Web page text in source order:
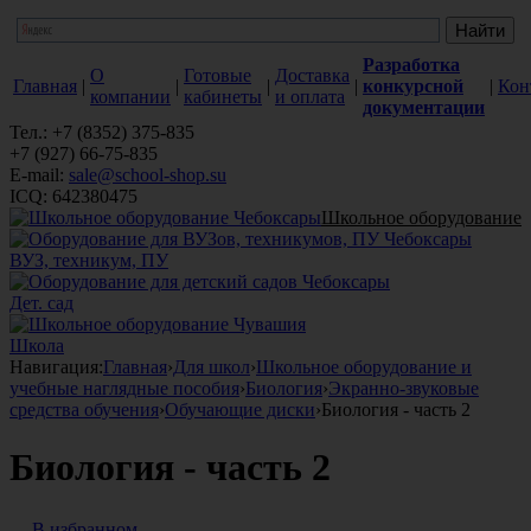
Главная |
О
компании
|
Готовые
кабинеты
|
Доставка
и оплата
|
Разработка
конкурсной
документации
|
Тел.: +7 (8352) 375-835
+7 (927) 66-75-835
E-mail: sale@school-shop.su
ICQ: 642380475
Школьное оборудование
ВУЗ, техникум, ПУ
Дет. сад
Школа
Навигация:Главная›Для школ›Школьное оборудование и
учебные наглядные пособия›Биология›Экранно-звуковые
средства обучения›Обучающие диски›Биология - часть 2
Биология - часть 2